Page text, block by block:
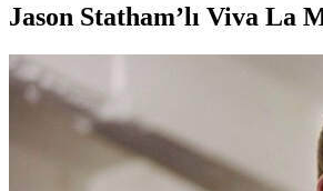
Jason Statham’lı Viva La